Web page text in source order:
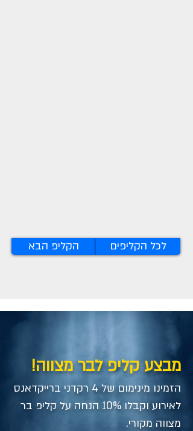
הקליפ הבא לכל הקליפים
מבצע קליפ לבר מצווה!
הזמינו מינימום של 4 רקדני ברייקדאנס
לאירוע וקבלו 10% הנחה על קליפ בר
מצווה מקורי.